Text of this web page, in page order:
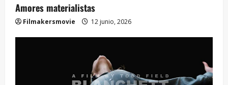
Amores materialistas
Filmakersmovie 12 junio, 2026